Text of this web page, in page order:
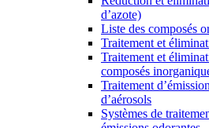
d’azote)
Liste des composés
Traitement et
Traitement et
composés
Traitement
d’aérosols
Systèmes de